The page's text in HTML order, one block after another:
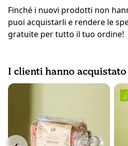
Finché i nuovi prodotti non
puoi acquistarli e rendere le
gratuite per tutto il tuo ordine!
I clienti hanno acquistato